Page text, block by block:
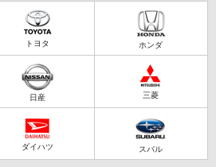
トヨタ ホンダ
日産 三菱
ダイハツ スバル